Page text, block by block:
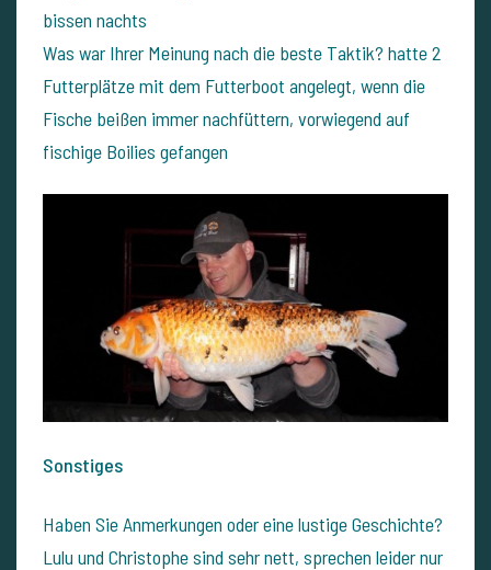
bissen nachts
Was war Ihrer Meinung nach die beste Taktik? hatte 2
Futterplätze mit dem Futterboot angelegt, wenn die
Fische beißen immer nachfüttern, vorwiegend auf
fischige Boilies gefangen
Sonstiges
Haben Sie Anmerkungen oder eine lustige Geschichte?
Lulu und Christophe sind sehr nett, sprechen leider nur